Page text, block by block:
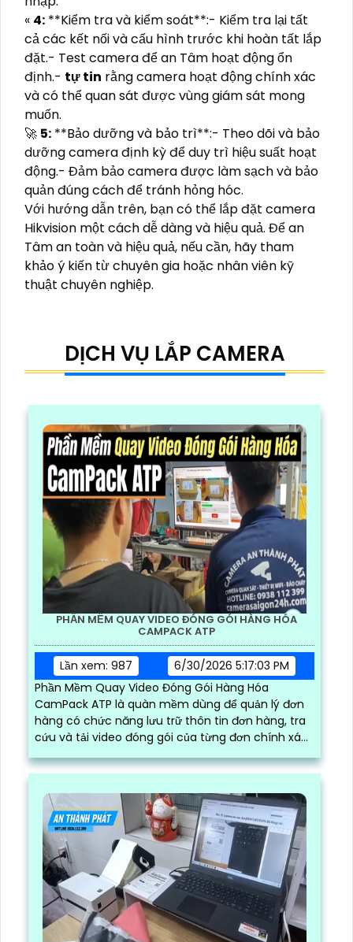
« 4: **Kiểm tra và kiểm soát**:- Kiểm tra lại tất
cả các kết nối và cấu hình trước khi hoàn tất lắp
đặt.- Test camera để an Tâm hoạt động ổn
định.- tự tin rằng camera hoạt động chính xác
và có thể quan sát được vùng giám sát mong
muốn.
🚀 5: **Bảo dưỡng và bảo trì**:- Theo dõi và bảo
dưỡng camera định kỳ để duy trì hiệu suất hoạt
động.- Đảm bảo camera được làm sạch và bảo
quản đúng cách để tránh hỏng hóc.
Với hướng dẫn trên, bạn có thể lắp đặt camera
Hikvision một cách dễ dàng và hiệu quả. Để an
Tâm an toàn và hiệu quả, nếu cần, hãy tham
khảo ý kiến từ chuyên gia hoặc nhân viên kỹ
thuật chuyên nghiệp.
DỊCH VỤ LẮP CAMERA
PHẦN MỀM QUAY VIDEO ĐÓNG GÓI HÀNG HÓA
CAMPACK ATP
Lần xem: 987
6/30/2026 5:17:03 PM
Phần Mềm Quay Video Đóng Gói Hàng Hóa
CamPack ATP là quàn mềm dùng để quản lý đơn
hàng có chức năng lưu trữ thôn tin đơn hàng, tra
cứu và tải video đóng gói của từng đơn chính xác
và nhanh chóng